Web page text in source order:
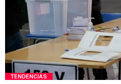
TENDENCIAS